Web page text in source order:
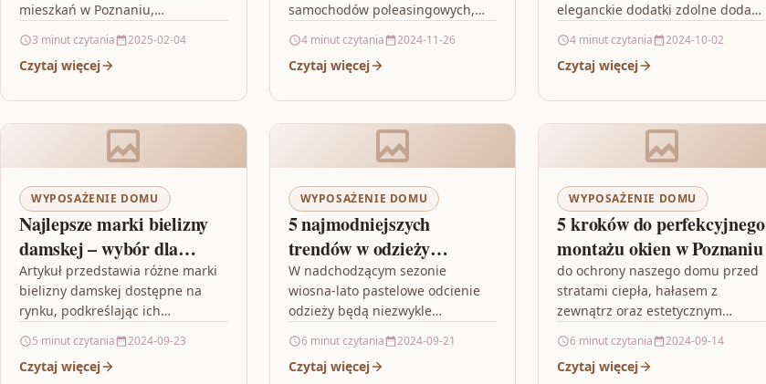
mieszkań w Poznaniu,
zmian, które mają wpływ na
prawa zarówno właścicieli, jak i
3 minut czytania 2025-02-04
Czytaj więcej
samochodów poleasingowych,
Grandland X. Po pierwsze,
podkreśla się atrakcyjne ceny
4 minut czytania 2024-11-26
Czytaj więcej
eleganckie dodatki zdolne dodać
każdemu wnętrzu. Autor
podkreśla, że są one nie tylko
4 minut czytania 2024-10-02
Czytaj więcej
WYPOSAŻENIE DOMU
Najlepsze marki bielizny
damskej – wybór dla
każdej kobiety
Artykuł przedstawia różne marki
bielizny damskej dostępne na
rynku, podkreślając ich
indywidualnych potrzeb kobiet.
Opisuje znane marki, takie jak
5 minut czytania 2024-09-23
Czytaj więcej
WYPOSAŻENIE DOMU
5 najmodniejszych
trendów w odzieży
damskej na sezon wiosna-
lato
W nadchodzącym sezonie
wiosna-lato pastelowe odcienie
odzieży będą niezwykle
świeżości do każdej stylizacji.
Piękno pastelowych kolorów
6 minut czytania 2024-09-21
Czytaj więcej
WYPOSAŻENIE DOMU
5 kroków do perfekcyjnego
montażu okien w Poznaniu
do ochrony naszego domu przed
stratami ciepła, hałasem z
zewnątrz oraz estetycznym
okien w Poznaniu, warto
skorzystać z usług profesjonalnej
6 minut czytania 2024-09-14
Czytaj więcej